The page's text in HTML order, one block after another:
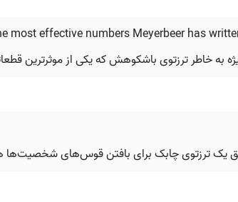
most effective numbers Meyerbeer has
به خاطر ترزتوی باشکوهش که یکی از موثرترین
یک ترزتوی چابک برای بافتن قوس‌های شخصیت‌ها